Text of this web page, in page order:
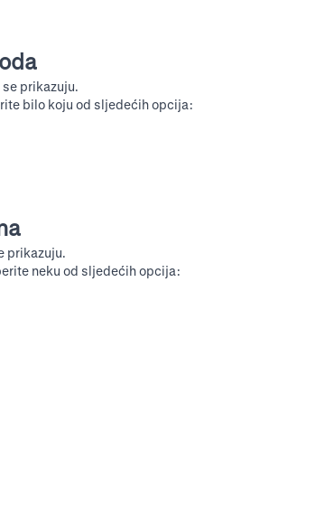
prikazuju.
bilo koju od sljedećih opcija:
prikazuju.
neku od sljedećih opcija: